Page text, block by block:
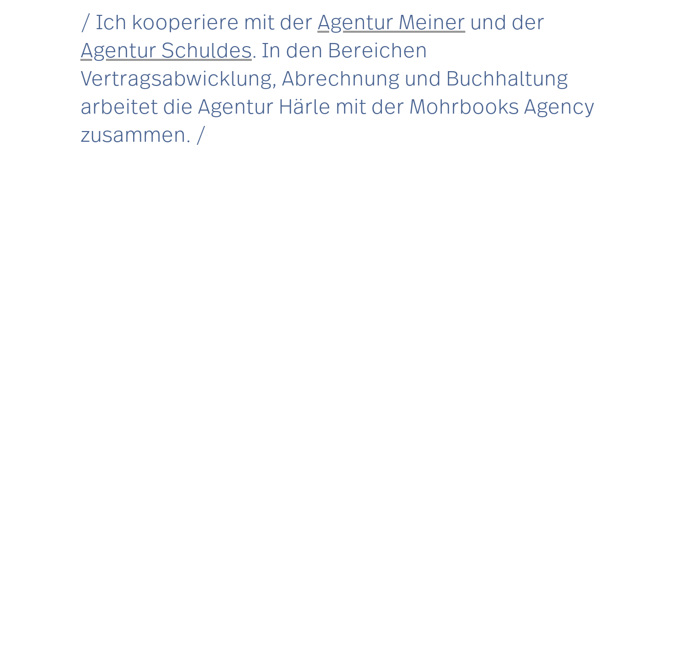
Ich kooperiere mit derAgentur Meiner und der
Agentur Schuldes. In den Bereichen
Vertragsabwicklung, Abrechnung und Buchhaltung
arbeitet die Agentur Härle mit der Mohrbooks Agency
zusammen.